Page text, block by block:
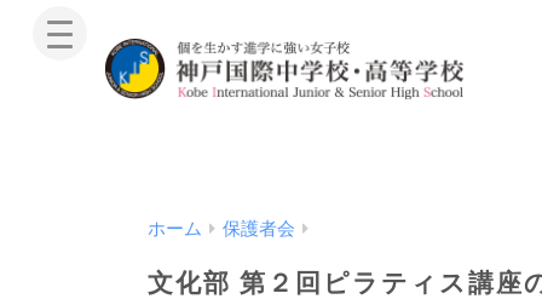
ホーム 保護者会
文化部 第２回ピラティス講座